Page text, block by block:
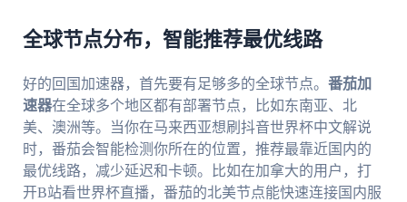
全球节点分布，智能推荐最优线路
好的回国加速器，首先要有足够多的全球节点。 番茄加
速器在全球多个地区都有部署节点，比如东南亚、北
美、澳洲等。当你在马来西亚想刷抖音世界杯中文解说
时，番茄会智能检测你所在的位置，推荐最靠近国内的
最优线路，减少延迟和卡顿。比如在加拿大的用户，打
开B站看世界杯直播，番茄的北美节点能快速连接国内服